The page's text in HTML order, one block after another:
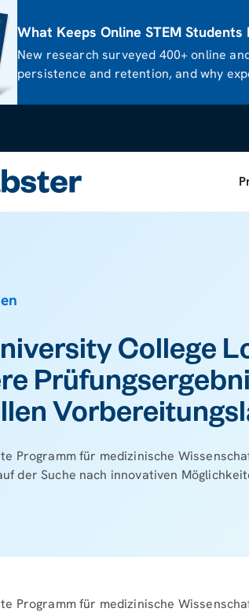
What Keeps Online STEM
New research surveyed 400+ online
persistence and retention, and why
College
Programm für medizinische
der Suche nach innovativen
Programm für medizinische